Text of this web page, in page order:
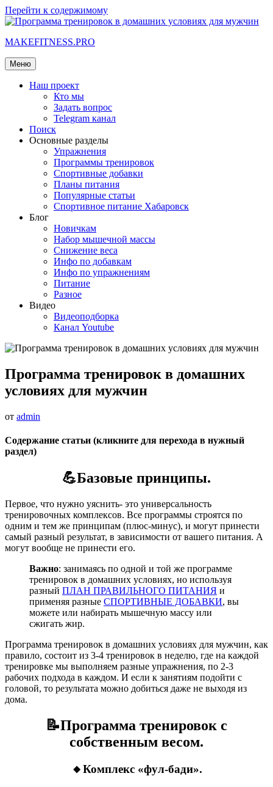
Перейти к содержимому
MAKEFITNESS.PRO
Меню
Наш проект
Кто мы
Задать вопрос
Telegram канал
Поиск
Основные разделы
Упражнения
Программы тренировок
Спортивные добавки
Планы питания
Популярные статьи
Спортивное питание Хабаровск
Блог
Новичкам
Набор мышечной массы
Снижение веса
Инфо по добавкам
Инфо по упражнениям
Питание
Разное
Видео
Видеоподборка
Канал Youtube
Программа тренировок в домашних
условиях для мужчин
от admin
Содержание статьи (кликните для перехода в нужный
раздел)
💪Базовые принципы.
Первое, что нужно уяснить- это универсальность
тренировочных комплексов. Все программы строятся по
одним и тем же принципам (плюс-минус), и могут принести
самый разный результат, в зависимости от вашего питания. А
могут вообще не принести его.
Важно: занимаясь по одной и той же программе
тренировок в домашних условиях, но используя
разный ПЛАН ПРАВИЛЬНОГО ПИТАНИЯ и
применяя разные СПОРТИВНЫЕ ДОБАВКИ, вы
можете или набирать мышечную массу или
сжигать жир.
Программа тренировок в домашних условиях для мужчин, как
правило, состоит из 3-4 тренировок в неделю, где на каждой
тренировке мы выполняем разные упражнения, по 2-3
рабочих подхода в каждом. И если к занятиям подойти с
головой, то результата можно добиться даже не выходя из
дома.
📝Программа тренировок с
собственным весом.
🔸Комплекс «фул-бади».